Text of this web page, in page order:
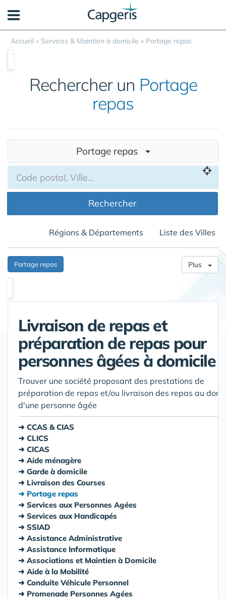
Accueil » Services & Maintien à domicile » Portage repas
Rechercher un Portage
repas
Portage repas
Rechercher
Régions & Départements Liste des Villes
Portage repas Plus
Livraison de repas et
préparation de repas pour
personnes âgées à domicile
Trouver une société proposant des prestations de
préparation de repas et/ou livraison des repas au
d'une personne âgée
CCAS & CIAS
CLICS
CICAS
Aide ménagère
Garde à domicile
Livraison des Courses
Portage repas
Services aux Personnes Agées
Services aux Handicapés
SSIAD
Assistance Administrative
Assistance Informatique
Associations et Maintien à Domicile
Aide à la Mobilité
Conduite Véhicule Personnel
Promenade Personnes Agées